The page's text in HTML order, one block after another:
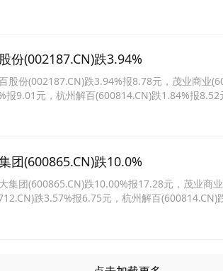
份(002187.CN)跌3.94%
股份(002187.CN)跌3.94%报8.78元，茂业商业
9.01元，杭州解百(600814.CN)跌1.84%报
团(600865.CN)跌10.0%
集团(600865.CN)跌10.00%报17.28元，茂业商
跌3.57%报6.75元，杭州解百